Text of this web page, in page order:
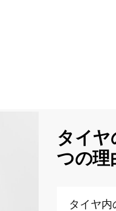
タイ
つの理
タイヤ内